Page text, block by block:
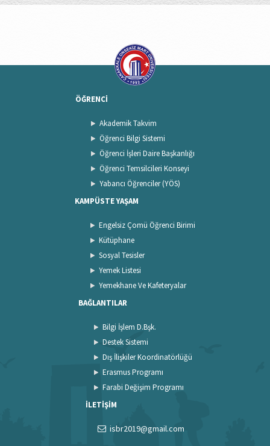
ÖĞRENCİ
Akademik Takvim
Öğrenci Bilgi Sistemi
Öğrenci İşleri Daire Başkanlığı
Öğrenci Temsilcileri Konseyi
Yabancı Öğrenciler (YÖS)
KAMPÜSTE YAŞAM
Engelsiz Çomü Öğrenci Birimi
Kütüphane
Sosyal Tesisler
Yemek Listesi
Yemekhane Ve Kafeteryalar
BAĞLANTILAR
Bilgi İşlem D.Bşk.
Destek Sistemi
Dış İlişkiler Koordinatörlüğü
Erasmus Programı
Farabi Değişim Programı
İLETİŞİM
isbr2019@gmail.com